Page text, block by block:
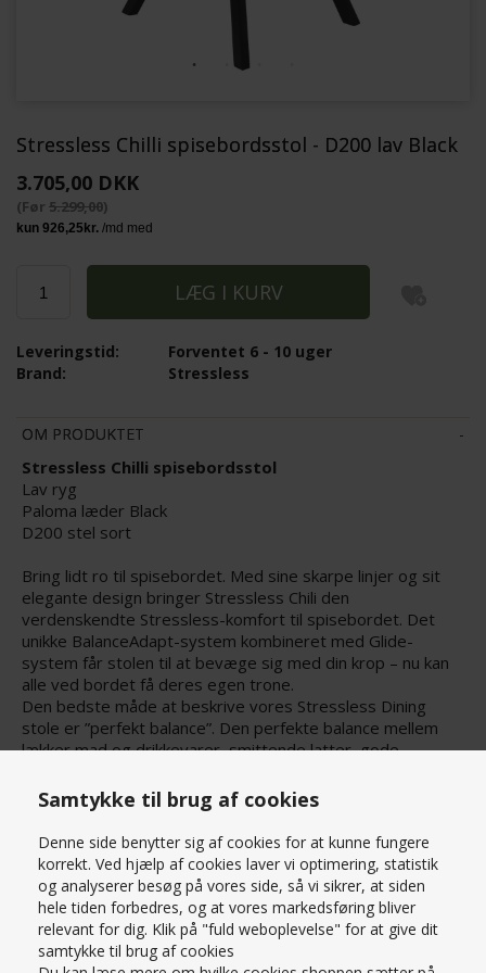
Samtykke til brug af cookies
Denne side benytter sig af cookies for at kunne fungere
korrekt. Ved hjælp af cookies laver vi optimering, statistik
og analyserer besøg på vores side, så vi sikrer, at siden
hele tiden forbedres, og at vores markedsføring bliver
relevant for dig. Klik på "fuld weboplevelse" for at give dit
samtykke til brug af cookies
Stressless Chilli spisebordsstol - D200 lav Black
3.705,00 DKK
(Før 5.299,00)
Forventet 6 - 10 uger
Leveringstid:
Stressless
Brand:
OM PRODUKTET
Stressless Chilli spisebordsstol
Lav ryg
Paloma læder Black
D200 stel sort
Bring lidt ro til spisebordet. Med sine skarpe linjer og sit
elegante design bringer Stressless Chili den
verdenskendte Stressless-komfort til spisebordet. Det
unikke BalanceAdapt-system kombineret med Glide-
system får stolen til at bevæge sig med din krop – nu kan
alle ved bordet få deres egen trone.
Den bedste måde at beskrive vores Stressless Dining
stole er ”perfekt balance”. Den perfekte balance mellem
lækker mad og drikkevarer, smittende latter, gode
fremstillet til, at mindeværdige øjeblikke kan vare længere.
45.0 cm
Dybde:
56.0 cm
Højde:
Sædehøjde:
Læs mere om produktet
PRISMATCH – KONTAKT OS HER
SPØRG OS